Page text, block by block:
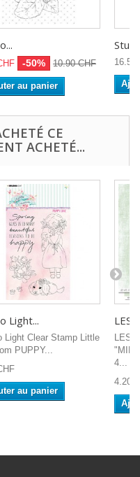
-50% 10.90 CHF
au panier
16.50
CE
ACHETÉ...
Light...
Light Clear Stamp Little
PUPPY...
au panier
LES
LES
4...
4.20